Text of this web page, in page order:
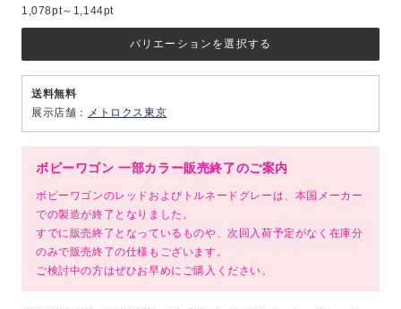
1,078pt～1,144pt
ボビーワゴン 一部カラー販売終了のご案内
ボビーワゴンのレッドおよびトルネードグレーは、本国メーカー
での製造が終了となりました。
すでに販売終了となっているものや、次回入荷予定がなく在庫分
のみで販売終了の仕様もございます。
ご検討中の方はぜひお早めにご購入ください。
バリエーションを選択する
送料無料
展示店舗： メトロクス東京